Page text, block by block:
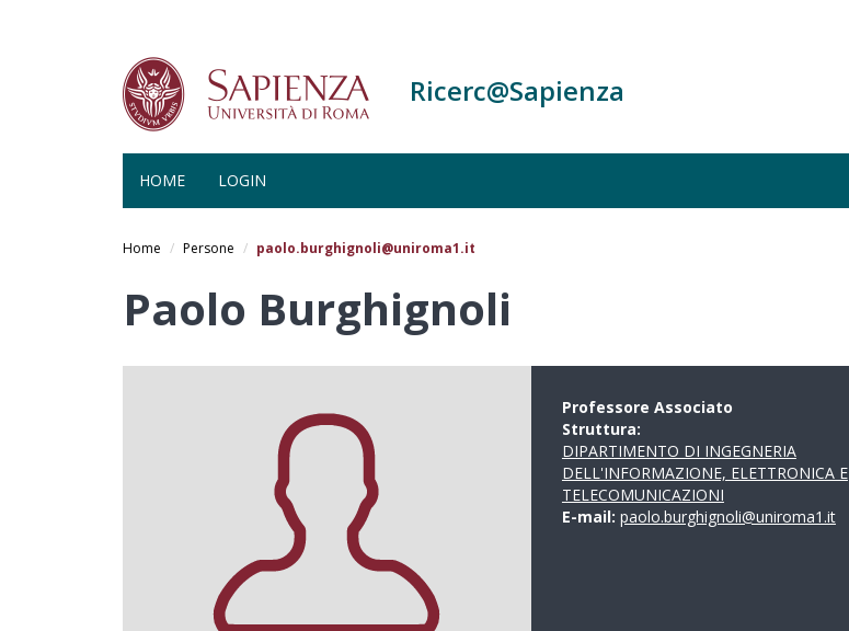
Ricerc@Sapienza
HOME LOGIN
Home Persone paolo.burghignoli@uniroma1.it
Paolo Burghignoli
Professore Associato
Struttura:
DIPARTIMENTO DI INGEGNERIA
DELL'INFORMAZIONE, ELETTRONICA E
TELECOMUNICAZIONI
E-mail: paolo.burghignoli@uniroma1.it